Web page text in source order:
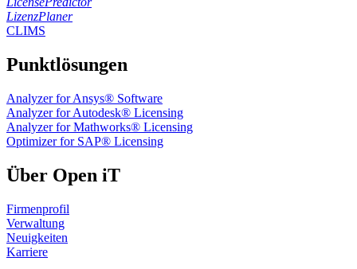
LizenzPlaner
CLIMS
Punktlösungen
Analyzer for Ansys® Software
Analyzer for Autodesk® Licensing
Analyzer for Mathworks® Licensing
Optimizer for SAP® Licensing
Über Open iT
Firmenprofil
Verwaltung
Neuigkeiten
Karriere